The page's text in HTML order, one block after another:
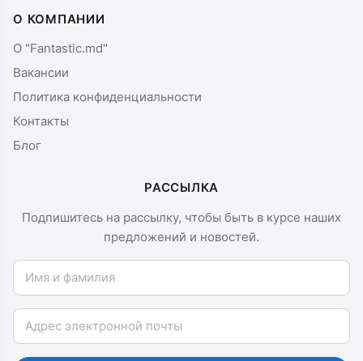
О КОМПАНИИ
О "Fantastic.md"
Вакансии
Политика конфиденциальности
Контакты
Блог
РАССЫЛКА
Подпишитесь на рассылку, чтобы быть в курсе наших
предложений и новостей.
Имя и фамилия
Email